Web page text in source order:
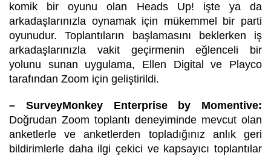
komik bir oyunu olan Heads Up! işte ya da
arkadaşlarınızla oynamak için mükemmel bir parti
oyunudur. Toplantıların başlamasını beklerken iş
arkadaşlarınızla vakit geçirmenin eğlenceli bir
yolunu sunan uygulama, Ellen Digital ve Playco
tarafından Zoom için geliştirildi.
– SurveyMonkey Enterprise by Momentive:
Doğrudan Zoom toplantı deneyiminde mevcut olan
anketlerle ve anketlerden topladığınız anlık geri
bildirimlerle daha ilgi çekici ve kapsayıcı toplantılar